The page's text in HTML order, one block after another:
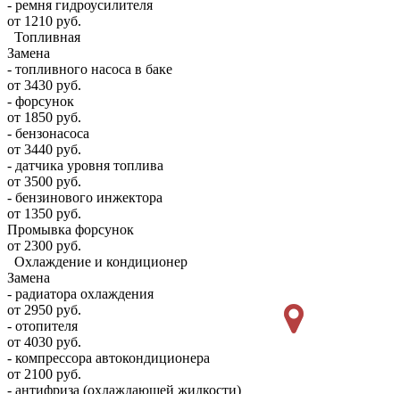
- ремня гидроусилителя
от 1210 руб.
Топливная
Замена
- топливного насоса в баке
от 3430 руб.
- форсунок
от 1850 руб.
- бензонасоса
от 3440 руб.
- датчика уровня топлива
от 3500 руб.
- бензинового инжектора
от 1350 руб.
Промывка форсунок
от 2300 руб.
Охлаждение и кондиционер
Замена
- радиатора охлаждения
от 2950 руб.
- отопителя
от 4030 руб.
- компрессора автокондиционера
от 2100 руб.
- антифриза (охлаждающей жидкости)